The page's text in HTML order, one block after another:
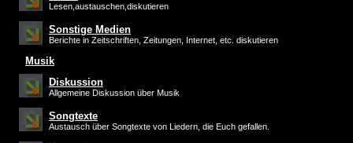
Lesen,austauschen,diskutieren
Sonstige Medien
Berichte in Zeitschriften, Zeitungen, Internet, etc. diskutieren
Musik
Diskussion
Allgemeine Diskussion über Musik
Songtexte
Austausch über Songtexte von Liedern, die Euch gefallen.